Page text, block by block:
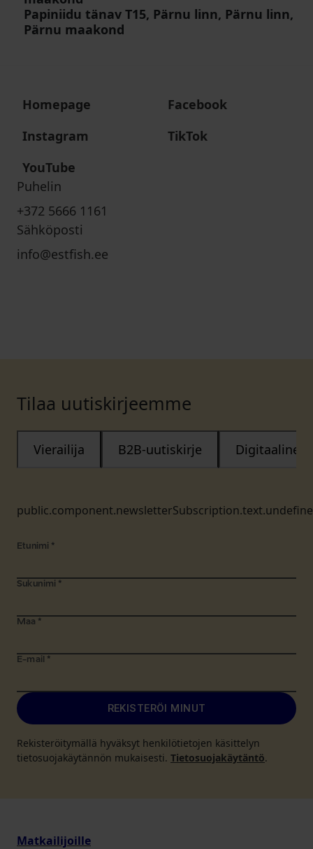
Papiniidu tänav T15, Pärnu linn, Pärnu linn,
Pärnu maakond
Homepage
Facebook
Instagram
TikTok
YouTube
Puhelin
+372 5666 1161
Sähköposti
info@estfish.ee
Tilaa uutiskirjeemme
Vierailija B2B-uutiskirje Digitaalinen
Etunimi *
Sukunimi *
Maa *
E-mail *
REKISTERÖI MINUT
Rekisteröitymällä hyväksyt henkilötietojen käsittelyn
tietosuojakäytännön mukaisesti. Tietosuojakäytäntö.
Matkailijoille